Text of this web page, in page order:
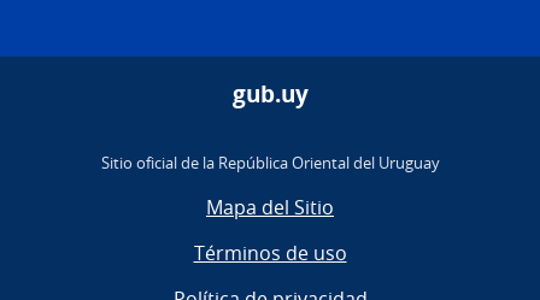
gub.uy
Sitio oficial de la República Oriental del Uruguay
Mapa del Sitio
Términos de uso